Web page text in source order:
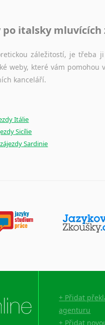
po italsky mluvících
záležitostí, je třeba
weby, které vám
kanceláří.
Itálie
Sicílie
Sardinie
+ Přidat
agenturu
+ Přidat